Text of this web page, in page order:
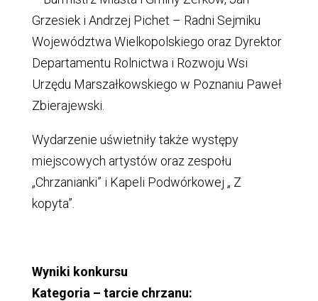
Grzesiek i Andrzej Pichet – Radni Sejmiku
Województwa Wielkopolskiego oraz Dyrektor
Departamentu Rolnictwa i Rozwoju Wsi
Urzędu Marszałkowskiego w Poznaniu Paweł
Zbierajewski.
Wydarzenie uświetniły także występy
miejscowych artystów oraz zespołu
„Chrzanianki” i Kapeli Podwórkowej „ Z
kopyta”.
Wyniki konkursu
Kategoria – tarcie chrzanu: